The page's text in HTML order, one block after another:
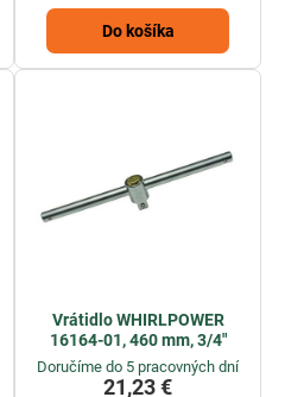
Do košíka
Vrátidlo WHIRLPOWER
16164-01, 460 mm, 3/4"
Doručíme do 5 pracovných dní
21,23 €